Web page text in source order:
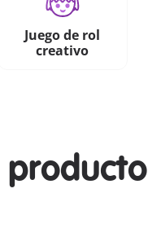
Juego de rol
creativo
producto